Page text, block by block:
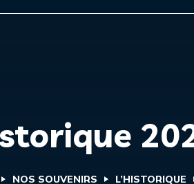
NOS SOUVENIRS L’HISTORIQUE